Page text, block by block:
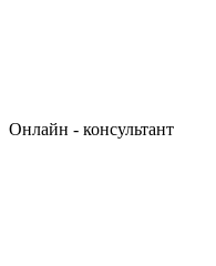
Онлайн - консультант